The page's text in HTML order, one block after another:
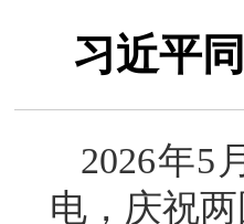
习近平
2026年5
电，庆祝